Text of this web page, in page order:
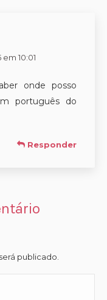
10:01
onde posso
português do
Responder
publicado.